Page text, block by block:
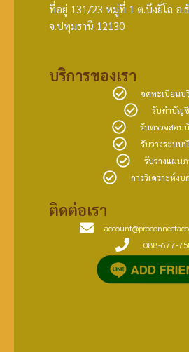
ที่อยู่ 131/23 หมู่ที่ 1 ต.บึงยี่โถ อ.
จ.ปทุมธานี 12130
บริการของเรา
จดทะเบียนบ
รับทำบัญชี
รับตรวจสอบ
รับวางระบบ
รับวางแผน
การวิเคราะห์งบ
ติดต่อเรา
088-677-